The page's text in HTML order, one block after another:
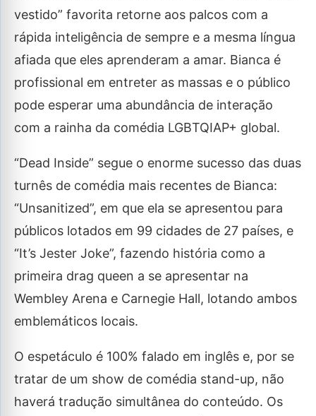
vestido” favorita retorne aos palcos com a
rápida inteligência de sempre e a mesma língua
afiada que eles aprenderam a amar. Bianca é
profissional em entreter as massas e o público
pode esperar uma abundância de interação
com a rainha da comédia LGBTQIAP+ global.
“Dead Inside” segue o enorme sucesso das duas
turnês de comédia mais recentes de Bianca:
“Unsanitized”, em que ela se apresentou para
públicos lotados em 99 cidades de 27 países, e
“It’s Jester Joke”, fazendo história como a
primeira drag queen a se apresentar na
Wembley Arena e Carnegie Hall, lotando ambos
emblemáticos locais.
O espetáculo é 100% falado em inglês e, por se
tratar de um show de comédia stand-up, não
haverá tradução simultânea do conteúdo. Os